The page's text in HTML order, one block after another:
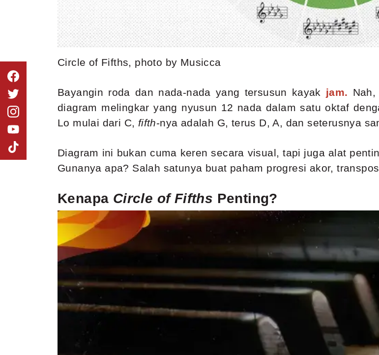
Circle of Fifths, photo by Musicca
Bayangin roda dan nada-nada yang tersusun kayak jam. Nah,
diagram melingkar yang nyusun 12 nada dalam satu oktaf
Lo mulai dari C, fifth-nya adalah G, terus D, A, dan seterusnya
Diagram ini bukan cuma keren secara visual, tapi juga alat
Gunanya apa? Salah satunya buat paham progresi akor,
Kenapa Circle of Fifths Penting?